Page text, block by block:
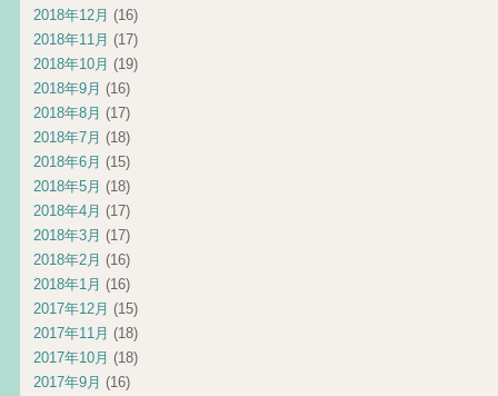
2018年12月 (16)
2018年11月 (17)
2018年10月 (19)
2018年9月 (16)
2018年8月 (17)
2018年7月 (18)
2018年6月 (15)
2018年5月 (18)
2018年4月 (17)
2018年3月 (17)
2018年2月 (16)
2018年1月 (16)
2017年12月 (15)
2017年11月 (18)
2017年10月 (18)
2017年9月 (16)